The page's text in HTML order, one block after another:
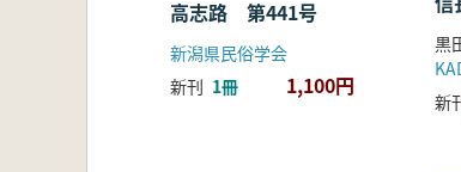
高志路 第441号
新潟県民俗学会
新刊 1冊 1,100円
黒
新